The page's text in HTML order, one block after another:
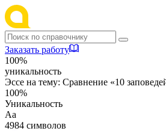
Заказать работу
100%
уникальность
Эссе на тему: Сравнение «10
100%
Уникальность
Аа
4984 символов